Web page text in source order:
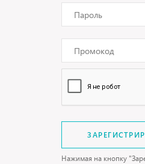
Нажимая на кнопку